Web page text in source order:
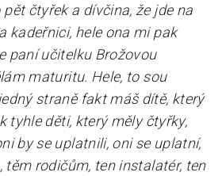
čtyřek a dívčina, že jde na
kadeřnici, hele ona mi pak
paní učitelku Brožovou
maturitu. Hele, to sou
straně fakt máš dítě, který
tyhle děti, který měly čtyřky,
by se uplatnili, oni se uplatní,
těm rodičům, ten instalatér, ten